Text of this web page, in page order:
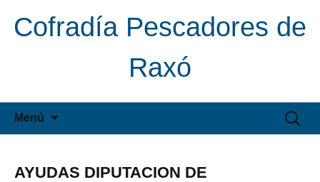
Cofradía Pescadores de
Raxó
Menú
Buscar:
AYUDAS DIPUTACION DE